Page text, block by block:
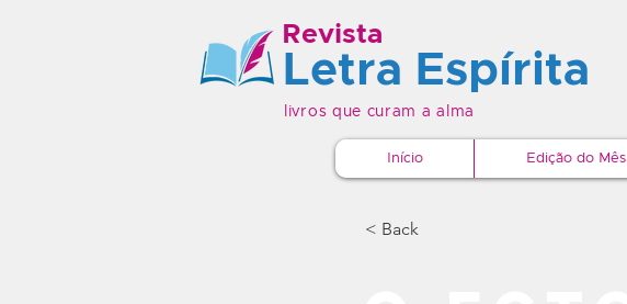
Revista
Letra Espírita
livros que curam a alma
Início Edição do Mês
< Back